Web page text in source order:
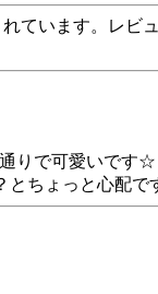
ています。レ
で可愛いで
ちょっと心配